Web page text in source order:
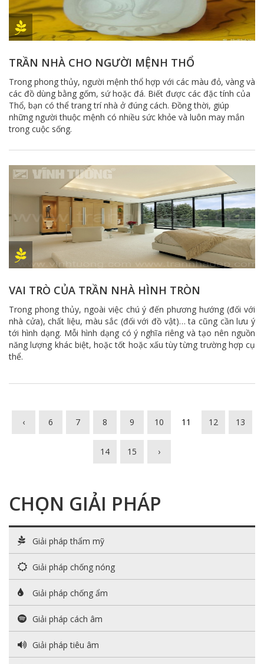
TRẦN NHÀ CHO NGƯỜI MỆNH THỔ
Trong phong thủy, người mệnh thổ hợp với các màu đỏ, vàng và
các đồ dùng bằng gốm, sứ hoặc đá. Biết được các đặc tính của
Thổ, bạn có thể trang trí nhà ở đúng cách. Đồng thời, giúp
những người thuộc mệnh có nhiều sức khỏe và luôn may mắn
trong cuộc sống.
VAI TRÒ CỦA TRẦN NHÀ HÌNH TRÒN
Trong phong thủy, ngoài việc chú ý đến phương hướng (đối với
nhà cửa), chất liệu, màu sắc (đối với đồ vật)… ta cũng cần lưu ý
tới hình dạng. Mỗi hình dạng có ý nghĩa riêng và tạo nên nguồn
năng lượng khác biệt, hoặc tốt hoặc xấu tùy từng trường hợp cụ
thể.
‹ 6 7 8 9 10 11 12 13
14 15 ›
CHỌN GIẢI PHÁP
Giải pháp thẩm mỹ
Giải pháp chống nóng
Giải pháp chống ẩm
Giải pháp cách âm
Giải pháp tiêu âm